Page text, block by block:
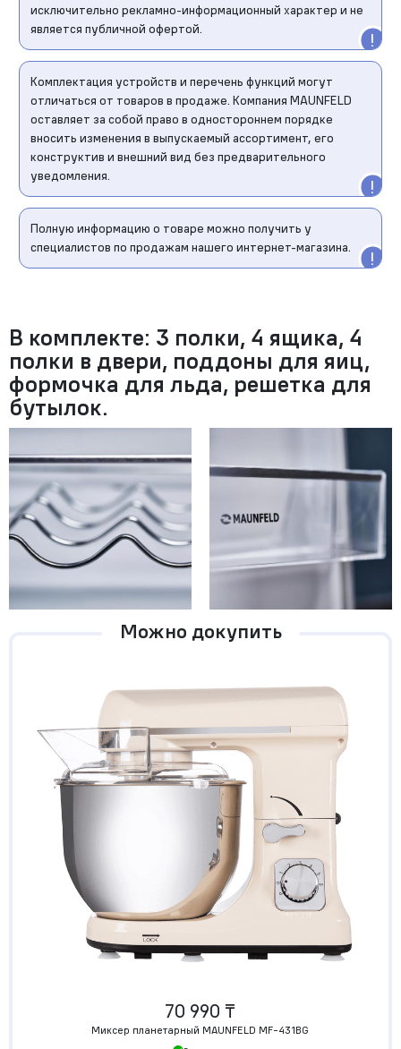
исключительно рекламно-информационный характер и не
является публичной офертой.
Комплектация устройств и перечень функций могут
отличаться от товаров в продаже. Компания MAUNFELD
оставляет за собой право в одностороннем порядке
вносить изменения в выпускаемый ассортимент, его
конструктив и внешний вид без предварительного
уведомления.
Полную информацию о товаре можно получить у
специалистов по продажам нашего интернет-магазина.
В комплекте: 3 полки, 4 ящика, 4
полки в двери, поддоны для яиц,
формочка для льда, решетка для
бутылок.
Можно докупить
70 990 ₸
Миксер планетарный MAUNFELD MF-431BG